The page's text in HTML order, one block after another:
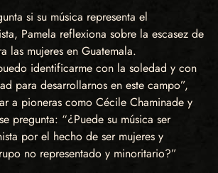
si su música representa el
Pamela reflexiona sobre la escasez de
las mujeres en Guatemala.
identificarme con la soledad y con
para desarrollarnos en este campo”,
a pioneras como Cécile Chaminade y
pregunta: “¿Puede su música ser
por el hecho de ser mujeres y
no representado y minoritario?”